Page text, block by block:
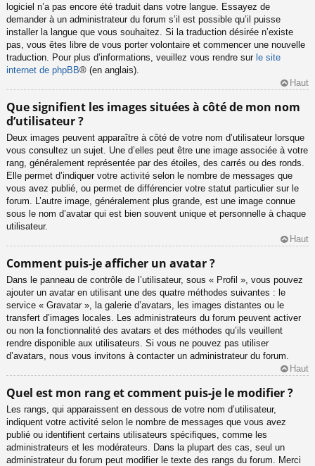
logiciel n’a pas encore été traduit dans votre langue. Essayez de
demander à un administrateur du forum s’il est possible qu’il puisse
installer la langue que vous souhaitez. Si la traduction désirée n’existe
pas, vous êtes libre de vous porter volontaire et commencer une nouvelle
traduction. Pour plus d’informations, veuillez vous rendre sur le site
internet de phpBB® (en anglais).
Haut
Que signifient les images situées à côté de mon nom
d’utilisateur ?
Deux images peuvent apparaître à côté de votre nom d’utilisateur lorsque
vous consultez un sujet. Une d’elles peut être une image associée à votre
rang, généralement représentée par des étoiles, des carrés ou des ronds.
Elle permet d’indiquer votre activité selon le nombre de messages que
vous avez publié, ou permet de différencier votre statut particulier sur le
forum. L’autre image, généralement plus grande, est une image connue
sous le nom d’avatar qui est bien souvent unique et personnelle à chaque
utilisateur.
Haut
Comment puis-je afficher un avatar ?
Dans le panneau de contrôle de l’utilisateur, sous « Profil », vous pouvez
ajouter un avatar en utilisant une des quatre méthodes suivantes : le
service « Gravatar », la galerie d’avatars, les images distantes ou le
transfert d’images locales. Les administrateurs du forum peuvent activer
ou non la fonctionnalité des avatars et des méthodes qu’ils veuillent
rendre disponible aux utilisateurs. Si vous ne pouvez pas utiliser
d’avatars, nous vous invitons à contacter un administrateur du forum.
Haut
Quel est mon rang et comment puis-je le modifier ?
Les rangs, qui apparaissent en dessous de votre nom d’utilisateur,
indiquent votre activité selon le nombre de messages que vous avez
publié ou identifient certains utilisateurs spécifiques, comme les
administrateurs et les modérateurs. Dans la plupart des cas, seul un
administrateur du forum peut modifier le texte des rangs du forum. Merci